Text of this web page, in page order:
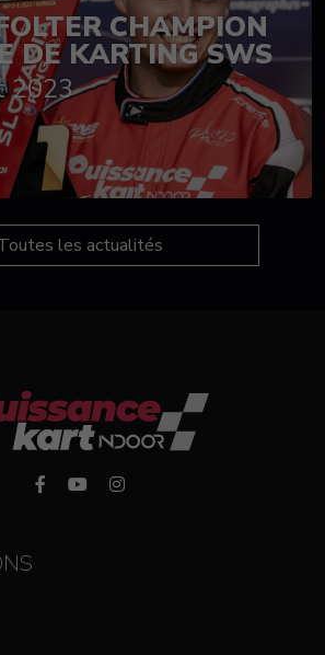
CHAMPION
DE KARTING SWS
2023
les actualités